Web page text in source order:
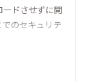
ードさせずに閲
のセキュリテ